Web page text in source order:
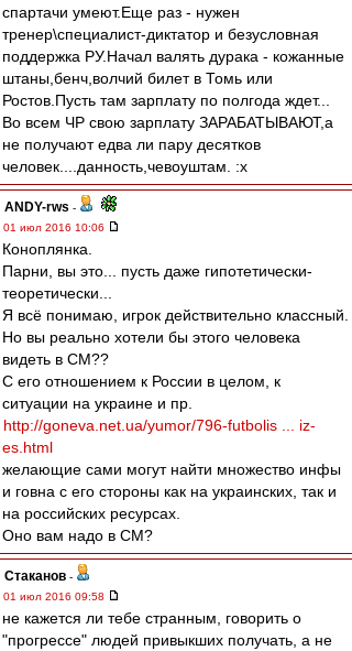
спартачи умеют.Еще раз - нужен
тренер\специалист-диктатор и безусловная
поддержка РУ.Начал валять дурака - кожанные
штаны,бенч,волчий билет в Томь или
Ростов.Пусть там зарплату по полгода ждет...
Во всем ЧР свою зарплату ЗАРАБАТЫВАЮТ,а
не получают едва ли пару десятков
человек....данность,чевоуштам. :x
ANDY-rws -
01 июл 2016 10:06
Коноплянка.
Парни, вы это... пусть даже гипотетически-
теоретически...
Я всё понимаю, игрок действительно классный.
Но вы реально хотели бы этого человека
видеть в СМ??
С его отношением к России в целом, к
ситуации на украине и пр.
http://goneva.net.ua/yumor/796-futbolis ... iz-
es.html
желающие сами могут найти множество инфы
и говна с его стороны как на украинских, так и
на российских ресурсах.
Оно вам надо в СМ?
Cтаканов -
01 июл 2016 09:58
не кажется ли тебе странным, говорить о
"прогрессе" людей привыкших получать, а не